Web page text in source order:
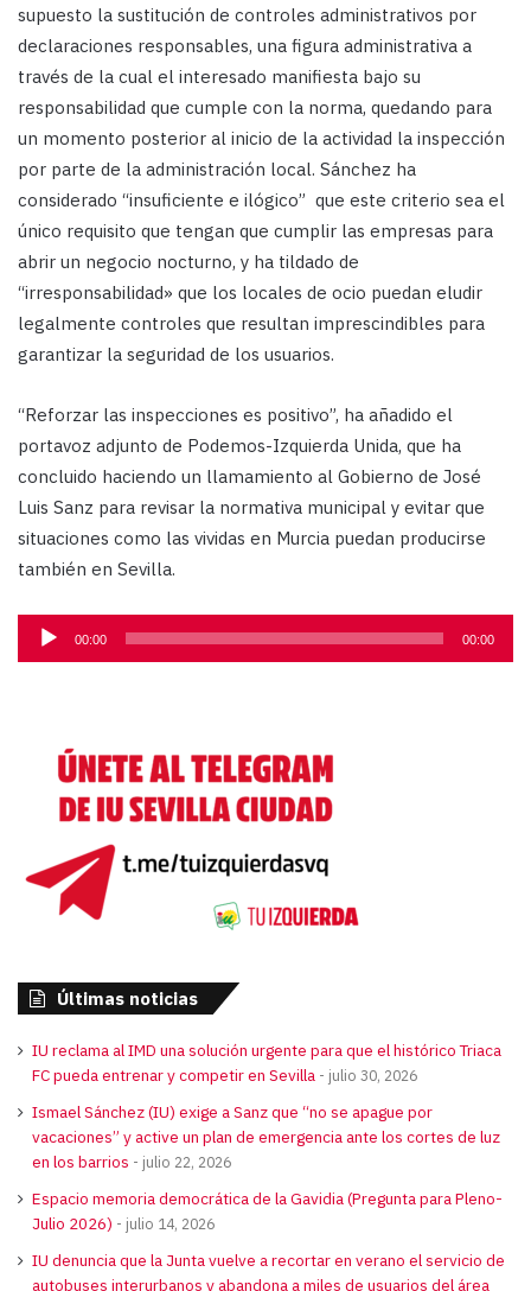
supuesto la sustitución de controles administrativos por
declaraciones responsables, una figura administrativa a
través de la cual el interesado manifiesta bajo su
responsabilidad que cumple con la norma, quedando para
un momento posterior al inicio de la actividad la inspección
por parte de la administración local. Sánchez ha
considerado “insuficiente e ilógico” que este criterio sea el
único requisito que tengan que cumplir las empresas para
abrir un negocio nocturno, y ha tildado de
“irresponsabilidad» que los locales de ocio puedan eludir
legalmente controles que resultan imprescindibles para
garantizar la seguridad de los usuarios.
“Reforzar las inspecciones es positivo”, ha añadido el
portavoz adjunto de Podemos-Izquierda Unida, que ha
concluido haciendo un llamamiento al Gobierno de José
Luis Sanz para revisar la normativa municipal y evitar que
situaciones como las vividas en Murcia puedan producirse
también en Sevilla.
Reproductor
de
00:00 00:00
Últimas noticias
IU reclama al IMD una solución urgente para que el histórico Triaca
FC pueda entrenar y competir en Sevilla
julio 30, 2026
Ismael Sánchez (IU) exige a Sanz que “no se apague por
vacaciones” y active un plan de emergencia ante los cortes de luz
en los barrios
julio 22, 2026
Espacio memoria democrática de la Gavidia (Pregunta para Pleno-
Julio 2026)
julio 14, 2026
IU denuncia que la Junta vuelve a recortar en verano el servicio de
autobuses interurbanos y abandona a miles de usuarios del área